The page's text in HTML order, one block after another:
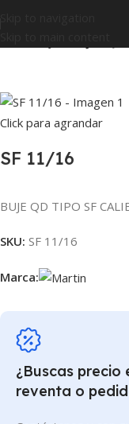
Click para agrandar
SF 11/16
BUJE QD TIPO SF
SKU: SF 11/16
Marca:
¿Buscas precio
reventa o